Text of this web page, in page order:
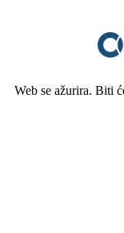
Web se ažurira. Biti